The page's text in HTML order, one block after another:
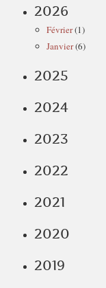
2026
Février(1)
Janvier(6)
2025
2024
2023
2022
2021
2020
2019